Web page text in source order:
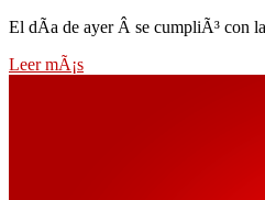
El dÃ­a de ayer Â se cumpliÃ³ con
Leer mÃ¡s